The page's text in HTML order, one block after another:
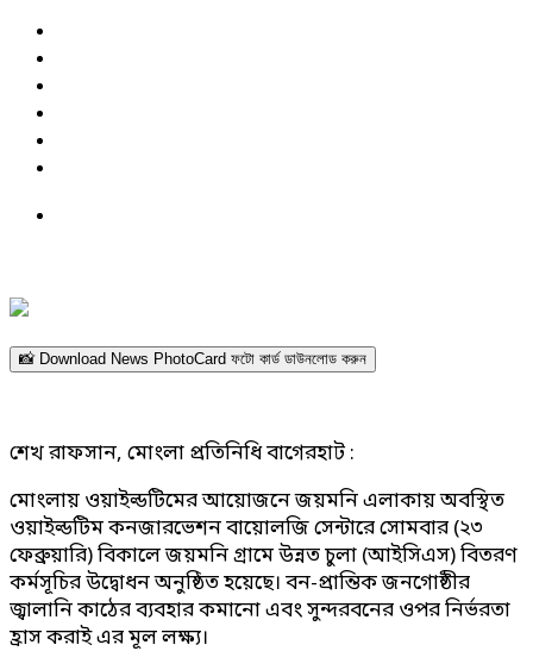
📸 Download News PhotoCard ফটো কার্ড ডাউনলোড করুন
শেখ রাফসান, মোংলা প্রতিনিধি বাগেরহাট :
মোংলায় ওয়াইল্ডটিমের আয়োজনে জয়মনি এলাকায় অবস্থিত
ওয়াইল্ডটিম কনজারভেশন বায়োলজি সেন্টারে সোমবার (২৩
ফেব্রুয়ারি) বিকালে জয়মনি গ্রামে উন্নত চুলা (আইসিএস) বিতরণ
কর্মসূচির উদ্বোধন অনুষ্ঠিত হয়েছে। বন-প্রান্তিক জনগোষ্ঠীর
জ্বালানি কাঠের ব্যবহার কমানো এবং সুন্দরবনের ওপর নির্ভরতা
হ্রাস করাই এর মূল লক্ষ্য।